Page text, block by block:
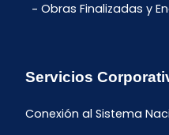
Obras Finalizadas y
Servicios
Conexión al Sistema